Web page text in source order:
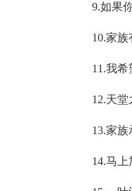
9.如果你
10.家族有
11.我希望
12.天堂之
13.家族承
14.马上加